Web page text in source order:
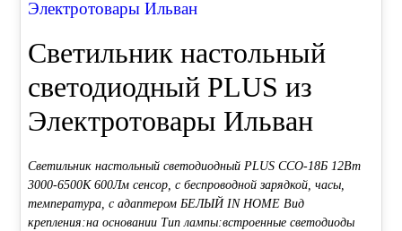
Электротовары Ильван
Светильник настольный
светодиодный PLUS из
Электротовары Ильван
Светильник настольный светодиодный PLUS ССО-18Б 12Вт
3000-6500К 600Лм сенсор, с беспроводной зарядкой, часы,
температура, с адаптером БЕЛЫЙ IN HOME Вид
крепления:на основании Тип лампы:встроенные светодиоды